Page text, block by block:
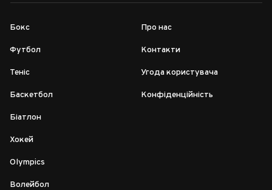
Бокс
Футбол
Теніс
Баскетбол
Біатлон
Хокей
Olympics
Волейбол
Про нас
Контакти
Угода користувача
Конфіденційність